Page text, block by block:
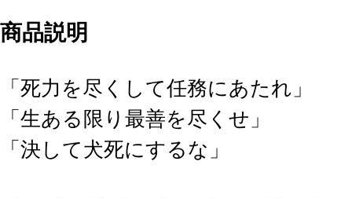
商品説明
「死力を尽くして任務にあたれ」
「生ある限り最善を尽くせ」
「決して犬死にするな」